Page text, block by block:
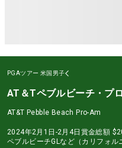
PGAツアー 米国男子
AT＆Tペブルビーチ・プ
AT&T Pebble Beach Pro-Am
2024年2月1日-2月4日 賞金総額
ペブルビーチGLなど（カリフォル